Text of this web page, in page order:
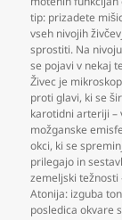
tip: prizadete
vseh nivojih
sprostiti. Na
se pojavi v nekaj
Živec je
proti glavi, ki se
karotidni arteriji –
možganske
okci, ki se
prilegajo in
zemeljski
Atonija: izguba
posledica okvare